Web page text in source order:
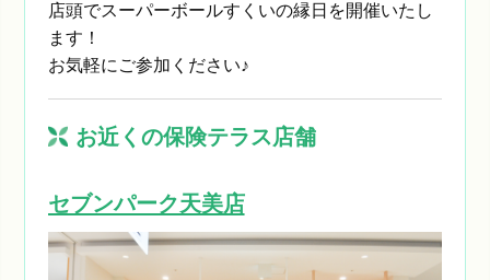
店頭でスーパーボールすくいの縁日を開催いたし
ます！
お気軽にご参加ください♪
お近くの保険テラス店舗
セブンパーク天美店